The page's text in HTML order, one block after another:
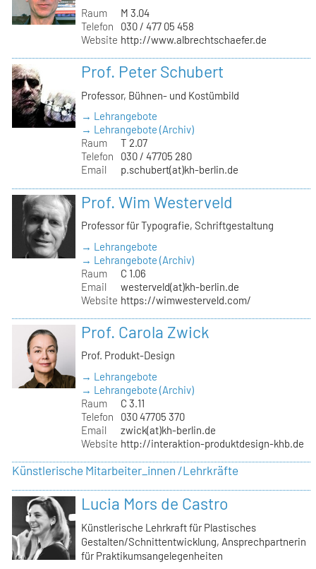
Raum
M 3.04
Telefon
030 / 477 05 458
Website http://www.albrechtschaefer.de
Prof. Peter Schubert
Professor, Bühnen- und Kostümbild
→ Lehrangebote
→ Lehrangebote (Archiv)
Raum
T 2.07
Telefon
030 / 47705 280
Email
p.schubert(at)kh-berlin.de
Prof. Wim Westerveld
Professor für Typografie, Schriftgestaltung
→ Lehrangebote
→ Lehrangebote (Archiv)
Raum
C 1.06
Email
westerveld(at)kh-berlin.de
Website https://wimwesterveld.com/
Prof. Carola Zwick
Prof. Produkt-Design
→ Lehrangebote
→ Lehrangebote (Archiv)
Raum
C 3.11
Telefon
030 47705 370
Email
zwick(at)kh-berlin.de
Website http://interaktion-produktdesign-khb.de
Künstlerische Mitarbeiter_innen /Lehrkräfte
Lucia Mors de Castro
Künstlerische Lehrkraft für Plastisches
Gestalten/Schnittentwicklung, Ansprechpartnerin
für Praktikumsangelegenheiten